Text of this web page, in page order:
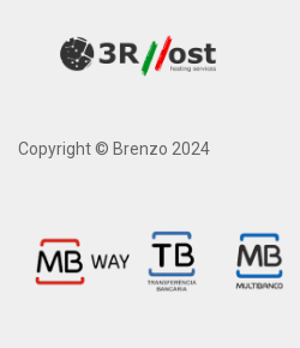
Copyright © Brenzo 2024